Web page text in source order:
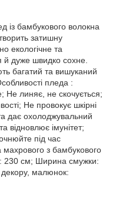
бамбукового волокна
затишну
екологічне та
й дуже швидко сохне.
багатий та вишуканий
пледа :
Не линяє, не скочується;
Не провокує шкірні
дає охолоджувальний
відновлює імунітет;
під час
з бамбукового
230 см; Ширина смужки:
декору, малюнок: